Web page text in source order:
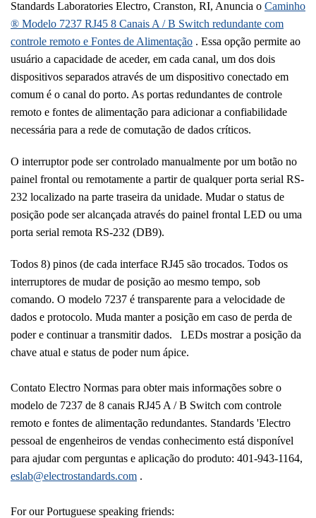
Standards Laboratories Electro, Cranston, RI, Anuncia o Caminho
® Modelo 7237 RJ45 8 Canais A / B Switch redundante com
controle remoto e Fontes de Alimentação . Essa opção permite ao
usuário a capacidade de aceder, em cada canal, um dos dois
dispositivos separados através de um dispositivo conectado em
comum é o canal do porto. As portas redundantes de controle
remoto e fontes de alimentação para adicionar a confiabilidade
necessária para a rede de comutação de dados críticos.
O interruptor pode ser controlado manualmente por um botão no
painel frontal ou remotamente a partir de qualquer porta serial RS-
232 localizado na parte traseira da unidade. Mudar o status de
posição pode ser alcançada através do painel frontal LED ou uma
porta serial remota RS-232 (DB9).
Todos 8) pinos (de cada interface RJ45 são trocados. Todos os
interruptores de mudar de posição ao mesmo tempo, sob
comando. O modelo 7237 é transparente para a velocidade de
dados e protocolo. Muda manter a posição em caso de perda de
poder e continuar a transmitir dados.
LEDs mostrar a posição da
chave atual e status de poder num ápice.
Contato Electro Normas para obter mais informações sobre o
modelo de 7237 de 8 canais RJ45 A / B Switch com controle
remoto e fontes de alimentação redundantes. Standards 'Electro
pessoal de engenheiros de vendas conhecimento está disponível
para ajudar com perguntas e aplicação do produto: 401-943-1164,
eslab@electrostandards.com .
For our Portuguese speaking friends: